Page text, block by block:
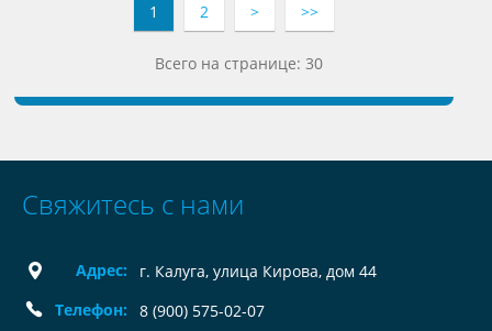
1 2 > >>
Всего на странице: 30
Свяжитесь с нами
Адрес:
г. Калуга, улица Кирова, дом 44
Телефон:
8 (900) 575-02-07